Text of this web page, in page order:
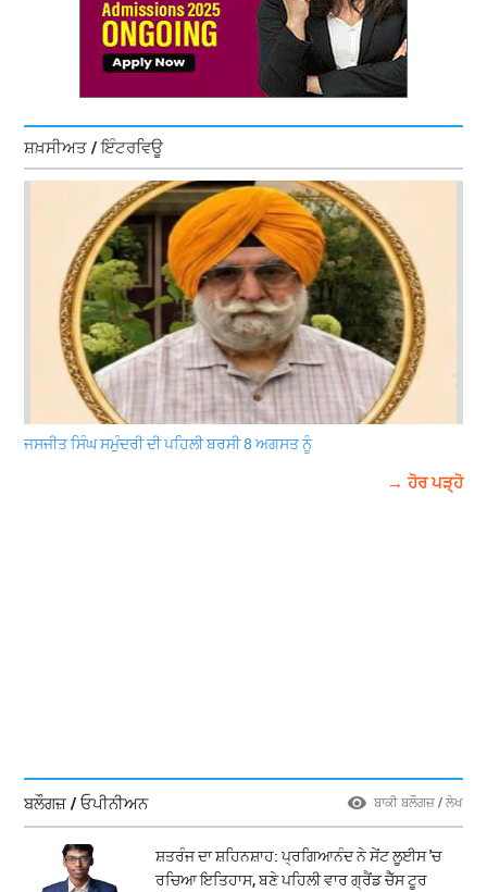
ਸ਼ਖ਼ਸੀਅਤ / ਇੰਟਰਵਿਊ
ਜਸਜੀਤ ਸਿੰਘ ਸਮੁੰਦਰੀ ਦੀ ਪਹਿਲੀ ਬਰਸੀ 8 ਅਗਸਤ ਨੂੰ
→ ਹੋਰ ਪੜ੍ਹੋ
ਬਲੌਗਜ਼ / ਓਪੀਨੀਅਨ ਬਾਕੀ ਬਲੌਗਜ਼ / ਲੇਖ
ਸ਼ਤਰੰਜ ਦਾ ਸ਼ਹਿਨਸ਼ਾਹ: ਪ੍ਰਗਿਆਨੰਦ ਨੇ ਸੇਂਟ ਲੂਈਸ 'ਚ
ਰਚਿਆ ਇਤਿਹਾਸ, ਬਣੇ ਪਹਿਲੀ ਵਾਰ ਗ੍ਰੈਂਡ ਚੈੱਸ ਟੂਰ